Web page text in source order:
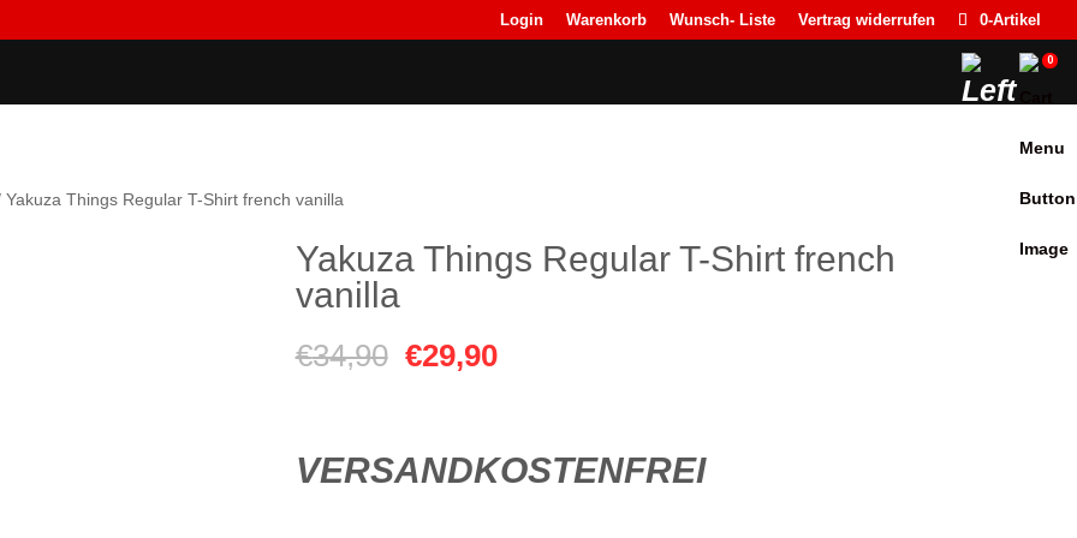
Login Warenkorb Wunsch- Liste Vertrag widerrufen 0-Artikel
Yakuza Things Regular T-Shirt french vanilla
Yakuza Things Regular T-Shirt french
vanilla
€34,90 Ursprünglicher
war:
€29,90Aktueller
ist:
VERSANDKOSTENFREI
0
Back
T-Shirts
Back
T-Shirts